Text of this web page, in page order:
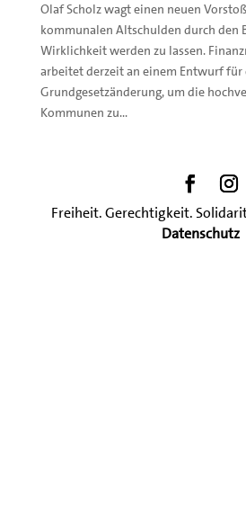
Olaf Scholz wagt einen neuen
kommunalen Altschulden durch den
Wirklichkeit werden zu lassen.
arbeitet derzeit an einem Entwurf für
Grundgesetzänderung, um die
Kommunen zu...
Freiheit. Gerechtigkeit.
Datenschutz